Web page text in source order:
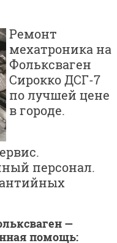
Ремонт
мехатроника на
Фольксваген
Сирокко ДСГ-7
по лучшей цене
в городе.
персонал.
—
помощь: